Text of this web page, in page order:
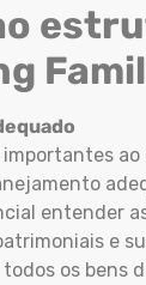
importantes
entender
e
os bens